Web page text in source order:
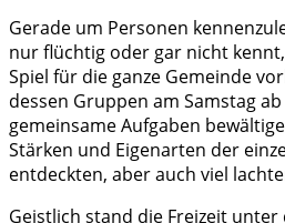
Gerade um Personen
nur flüchtig oder gar nicht
Spiel für die ganze Gemeinde
dessen Gruppen am Samstag
gemeinsame Aufgaben
Stärken und Eigenarten der
entdeckten, aber auch viel
Geistlich stand die Freizeit